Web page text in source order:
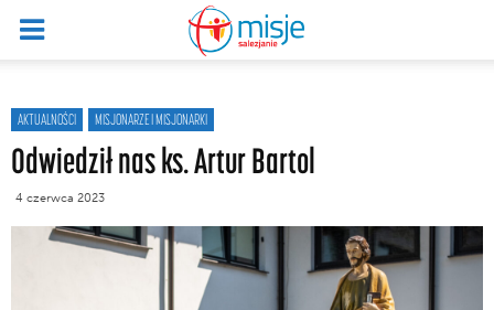
AKTUALNOŚCI MISJONARZE I MISJONARKI
Odwiedził nas ks. Artur Bartol
4 czerwca 2023